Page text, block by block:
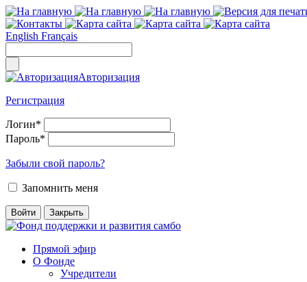
English Français
Авторизация
Регистрация
Логин*
Пароль*
Забыли свой пароль?
Запомнить меня
Прямой эфир
О Фонде
Учредители